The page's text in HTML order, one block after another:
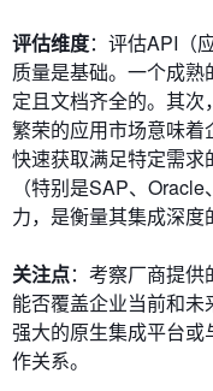
评估维度：评估API（
质量是基础。一个成
定且文档齐全的。其
繁荣的应用市场意味着
快速获取满足特定需
（特别是SAP、
力，是衡量其集成深度
关注点：考察厂商提供
能否覆盖企业当前和
强大的原生集成平台
作关系。